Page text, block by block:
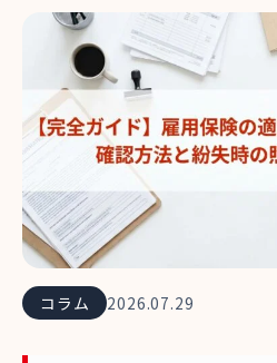
コラム 2026.07.29